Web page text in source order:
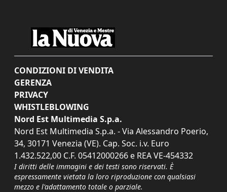
CONDIZIONI DI VENDITA
GERENZA
PRIVACY
WHISTLEBLOWING
Nord Est Multimedia S.p.a.
Nord Est Multimedia S.p.a. - Via Alessandro Poerio,
34, 30171 Venezia (VE). Cap. Soc. i.v. Euro
1.432.522,00 C.F. 05412000266 e REA VE-454332
I diritti delle immagini e dei testi sono riservati. È
espressamente vietata la loro riproduzione con qualsiasi
mezzo e l'adattamento totale o parziale.